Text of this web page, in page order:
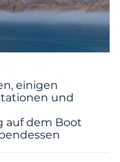
einigen
und
auf dem Boot